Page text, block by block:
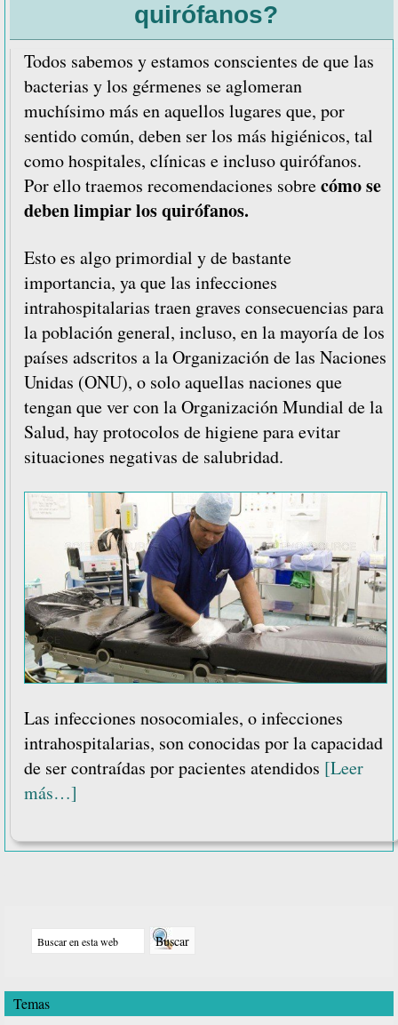
infraestructura
humanizada
de
una
UCI
quirófanos?
Todos sabemos y estamos conscientes de que las
bacterias y los gérmenes se aglomeran
muchísimo más en aquellos lugares que, por
sentido común, deben ser los más higiénicos, tal
como hospitales, clínicas e incluso quirófanos.
Por ello traemos recomendaciones sobrecómo se
deben limpiar los quirófanos.
Esto es algo primordial y de bastante
importancia, ya que las infecciones
intrahospitalarias traen graves consecuencias para
la población general, incluso, en la mayoría de los
países adscritos a la Organización de las Naciones
Unidas (ONU), o solo aquellas naciones que
tengan que ver con la Organización Mundial de la
Salud, hay protocolos de higiene para evitar
situaciones negativas de salubridad.
Las infecciones nosocomiales, o infecciones
intrahospitalarias, son conocidas por la capacidad
de ser contraídas por pacientes atendidos [Leer
más…]
¿Cómo
los
lateral
web
Temas